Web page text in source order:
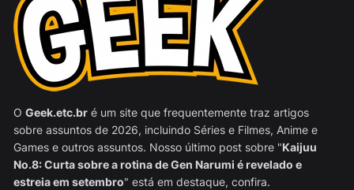
O Geek.etc.bré um site que frequentemente traz artigos
sobre assuntos de 2026, incluindo Séries e Filmes, Anime e
Games e outros assuntos. Nosso último post sobre "Kaijuu
No.8: Curta sobre a rotina de Gen Narumi é revelado e
estreia em setembro" está em destaque, confira.